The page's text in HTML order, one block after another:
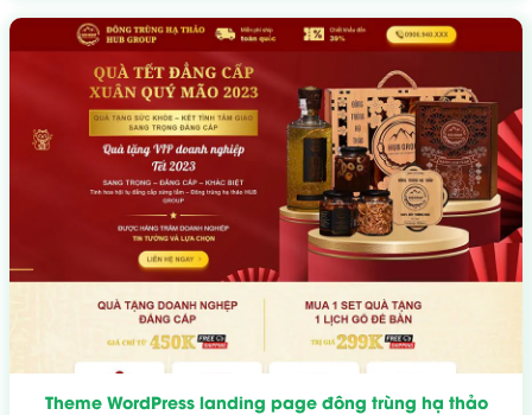
Theme WordPress landing page đông trùng hạ thảo